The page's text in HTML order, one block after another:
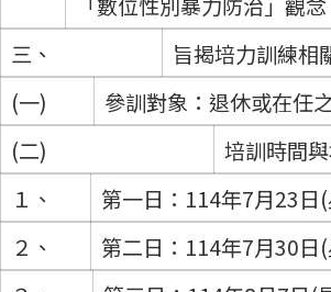
三、
旨揭培力訓練相
(一)
參訓對象：退休或在任
(二)
培訓時間與
１、
第一日：114年7月23日
２、
第二日：114年7月30日